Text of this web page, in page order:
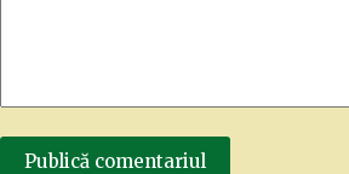
Publică comentariul